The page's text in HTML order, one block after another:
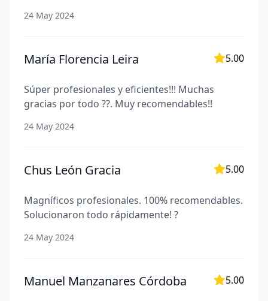
24 May 2024
María Florencia Leira 5.00
Súper profesionales y eficientes!!! Muchas
gracias por todo ??. Muy recomendables!!
24 May 2024
Chus León Gracia 5.00
Magníficos profesionales. 100% recomendables.
Solucionaron todo rápidamente! ?
24 May 2024
Manuel Manzanares Córdoba 5.00